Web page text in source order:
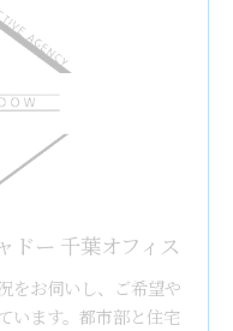
ドー 千葉オフィス
をお伺いし、ご希望や
います。都市部と住宅